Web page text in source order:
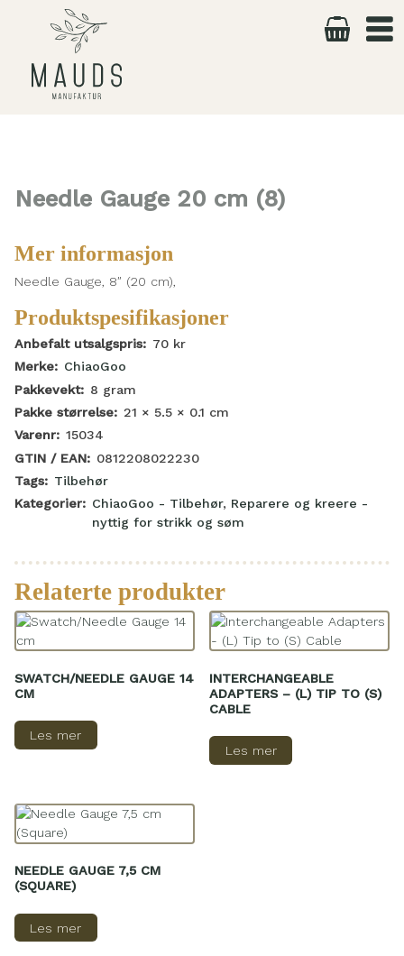
Needle Gauge 20 cm (8)
Mer informasjon
Needle Gauge, 8″ (20 cm),
Produktspesifikasjoner
Anbefalt utsalgspris: 70 kr
Merke: ChiaoGoo
Pakkevekt: 8 gram
Pakke størrelse: 21 × 5.5 × 0.1 cm
Varenr: 15034
GTIN / EAN: 0812208022230
Tags: Tilbehør
Kategorier: ChiaoGoo - Tilbehør, Reparere og kreere -
nyttig for strikk og søm
Relaterte produkter
SWATCH/NEEDLE GAUGE 14
CM
Les mer
INTERCHANGEABLE
ADAPTERS – (L) TIP TO (S)
CABLE
Les mer
NEEDLE GAUGE 7,5 CM
(SQUARE)
Les mer